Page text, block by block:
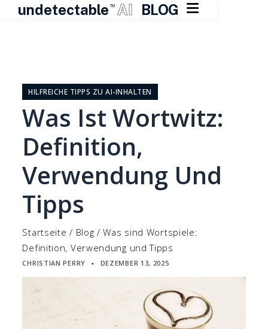
undetectable TM AI BLOG 
springenHILFREICHE TIPPS ZU AI-INHALTEN
Was Ist Wortwitz:
Definition,
Verwendung Und
Tipps
Startseite / Blog /Was sind Wortspiele:
Definition, Verwendung und Tipps
CHRISTIAN PERRY ▪ DEZEMBER 13, 2025